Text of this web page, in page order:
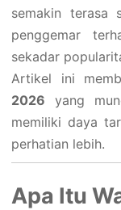
semakin terasa
penggemar
sekadar
Artikel ini
2026 yang
memiliki daya
perhatian lebih.
Apa Itu